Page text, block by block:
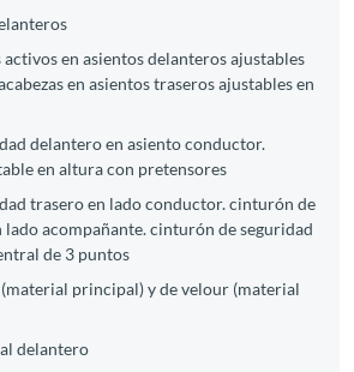
activos en asientos delanteros ajustables
en asientos traseros ajustables en
delantero en asiento conductor.
en altura con pretensores
trasero en lado conductor. cinturón de
acompañante. cinturón de seguridad
de 3 puntos
principal) y de velour (material
delantero